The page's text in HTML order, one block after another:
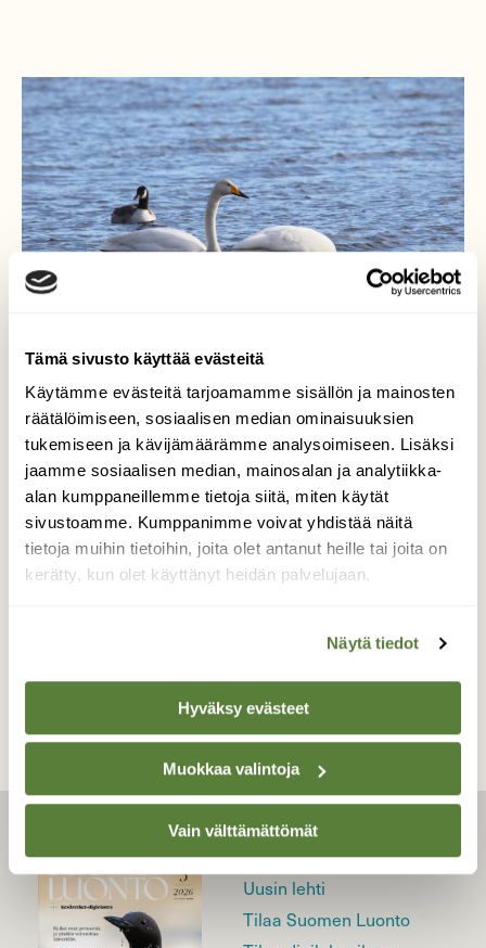
Tämä sivusto käyttää evästeitä
Käytämme evästeitä tarjoamamme sisällön ja mainosten
räätälöimiseen, sosiaalisen median ominaisuuksien
tukemiseen ja kävijämäärämme analysoimiseen. Lisäksi
jaamme sosiaalisen median, mainosalan ja analytiikka-
alan kumppaneillemme tietoja siitä, miten käytät
sivustoamme. Kumppanimme voivat yhdistää näitä
tietoja muihin tietoihin, joita olet antanut heille tai joita on
kerätty, kun olet käyttänyt heidän palvelujaan.
Näytä tiedot
Hyväksy evästeet
Muokkaa valintoja
Vain välttämättömät
Joutsenet ja kanadanhanhi
Joutsenpari ruokaili Höytiäisen kanavassa
yhdessä kanadanhanhien kanssa.
Valokuvaaja: Jaana Saarelainen, Joensuu 2.4.2026
TAKAISIN LISTAAN
Uusin lehti
Tilaa Suomen Luonto